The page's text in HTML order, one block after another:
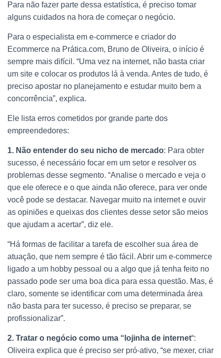
Para não fazer parte dessa estatística, é preciso tomar
alguns cuidados na hora de começar o negócio.
Para o especialista em e-commerce e criador do
Ecommerce na Prática.com, Bruno de Oliveira, o início é
sempre mais difícil. “Uma vez na internet, não basta criar
um site e colocar os produtos lá à venda. Antes de tudo, é
preciso apostar no planejamento e estudar muito bem a
concorrência”, explica.
Ele lista erros cometidos por grande parte dos
empreendedores:
1. Não entender do seu nicho de mercado: Para obter
sucesso, é necessário focar em um setor e resolver os
problemas desse segmento. “Analise o mercado e veja o
que ele oferece e o que ainda não oferece, para ver onde
você pode se destacar. Navegar muito na internet e ouvir
as opiniões e queixas dos clientes desse setor são meios
que ajudam a acertar”, diz ele.
“Há formas de facilitar a tarefa de escolher sua área de
atuação, que nem sempre é tão fácil. Abrir um e-commerce
ligado a um hobby pessoal ou a algo que já tenha feito no
passado pode ser uma boa dica para essa questão. Mas, é
claro, somente se identificar com uma determinada área
não basta para ter sucesso, é preciso se preparar, se
profissionalizar”.
2. Tratar o negócio como uma “lojinha de internet“:
Oliveira explica que é preciso ser pró-ativo, “se mexer, criar